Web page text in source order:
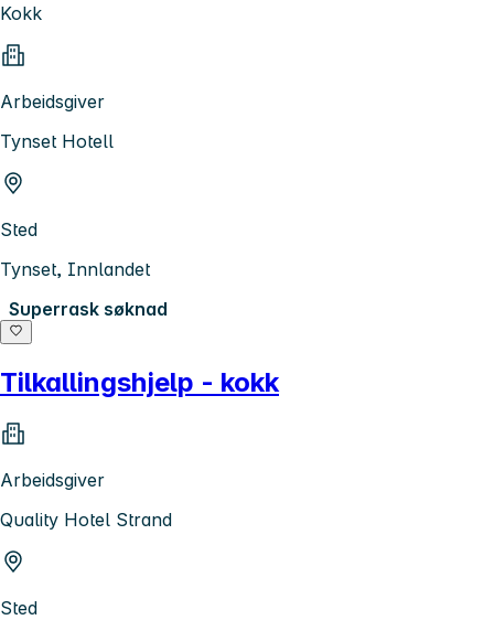
Kokk
Arbeidsgiver
Tynset Hotell
Sted
Tynset, Innlandet
Superrask søknad
Tilkallingshjelp - kokk
Arbeidsgiver
Quality Hotel Strand
Sted